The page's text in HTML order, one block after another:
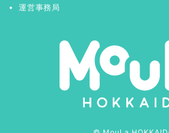
運営事務局